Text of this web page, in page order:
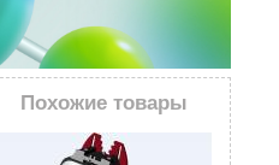
Похожие товары